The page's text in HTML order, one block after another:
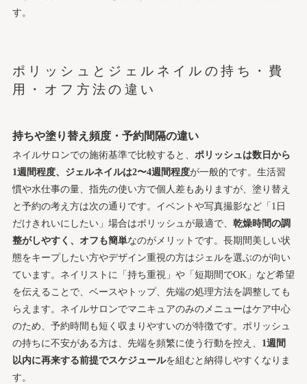
す。
ポリッシュとジェルネイルの持ち・費
用・オフ方法の違い
持ちや塗り替え頻度・予約間隔の違い
ネイルサロンでの施術基準で比較すると、 ポリッシュは数日から
1週間程度、ジェルネイルは2〜4週間程度が一般的です。生活習
慣や水仕事の量、指先の使い方で個人差もありますが、塗り替え
と予約の考え方は次の通りです。イベントや写真撮影など「1日
だけきれいにしたい」場合はポリッシュが最適で、 乾燥時間の調
整がしやすく、オフも簡単なのがメリットです。長期間美しい状
態をキープしたい方やデザイン重視の方はジェルを選ぶのが向い
ています。ネイリストに「持ち重視」や「短期間でOK」など希望
を伝えることで、ベースやトップ、先端の処理方法を調整しても
らえます。ネイルサロンでマニキュアのみのメニューはケア中心
のため、予約時間も短く収まりやすいのが特徴です。ポリッシュ
の持ちに不安がある方は、先端を頻繁に使う行動を控え、 1週間
以内に再来する前提でスケジュールを組むと納得しやすくなりま
す。